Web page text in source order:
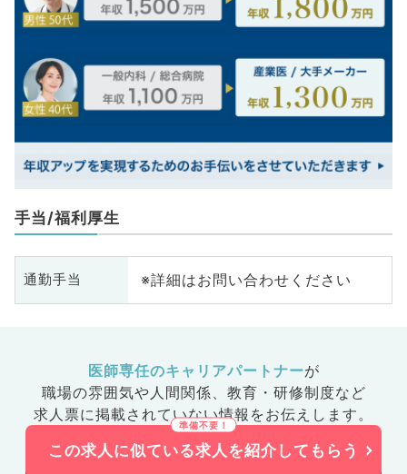
手当/福利厚生
通勤手当 ※詳細はお問い合わせください
医師専任のキャリアパートナーが
職場の雰囲気や人間関係、 教育・研修制度など
求人票に掲載されていない情報をお伝えします。
この求人に似ている求人を紹介してもらう